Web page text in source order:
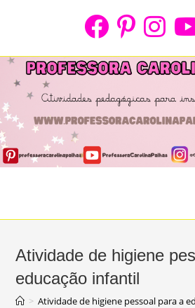
Atividade de higiene
educação infantil
> Atividade de higiene pessoal para a